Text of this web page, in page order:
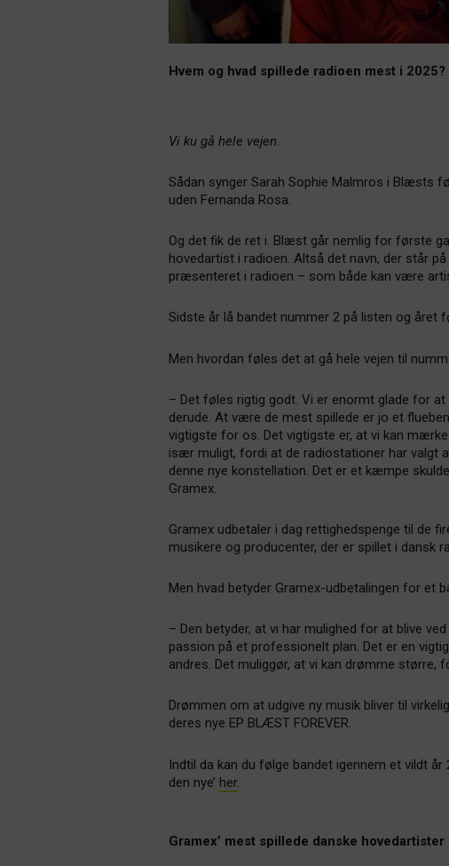
Hvem og hvad spillede radioen mest i
Vi ku gå hele vejen.
Sådan synger Sarah Sophie Malmros i Blæsts
uden Fernanda Rosa.
Og det fik de ret i. Blæst går nemlig for første
hovedartist i radioen. Altså det navn, der står
præsenteret i radioen – som både kan være
Sidste år lå bandet nummer 2 på listen og året
Men hvordan føles det at gå hele vejen til
– Det føles rigtig godt. Vi er enormt glade for
derude. At være de mest spillede er jo et
vigtigste for os. Det vigtigste er, at vi kan
især muligt, fordi at de radiostationer har valgt
denne nye konstellation. Det er et kæmpe
Gramex.
Gramex udbetaler i dag rettighedspenge til de
musikere og producenter, der er spillet i dansk
Men hvad betyder Gramex-udbetalingen for et
– Den betyder, at vi har mulighed for at blive
passion på et professionelt plan. Det er en
andres. Det muliggør, at vi kan drømme større,
Drømmen om at udgive ny musik bliver til
deres nye EP BLÆST FOREVER.
Indtil da kan du følge bandet igennem et vildt år
den nye’ her.
Gramex’ mest spillede danske hovedartister